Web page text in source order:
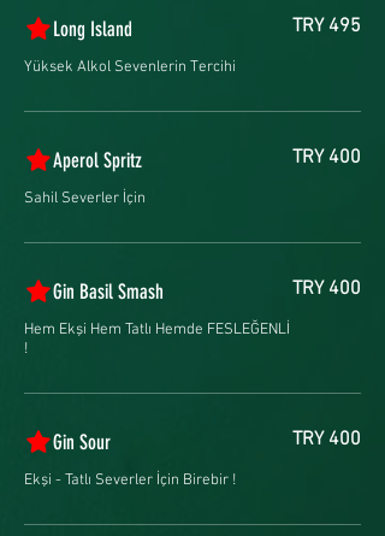
Long Island
Yüksek Alkol Sevenlerin Tercihi
TRY 495
Aperol Spritz
Sahil Severler İçin
TRY 400
Gin Basil Smash
Hem Ekşi Hem Tatlı Hemde FESLEĞENLİ
!
TRY 400
Gin Sour
Ekşi - Tatlı Severler İçin Birebir !
TRY 400